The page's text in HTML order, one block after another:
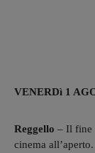
VENERDì 1
Reggello – Il fine
cinema